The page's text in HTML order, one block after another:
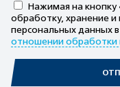
Нажимая на кнопку
обработку, хранение
персональных данных
отношении обработки